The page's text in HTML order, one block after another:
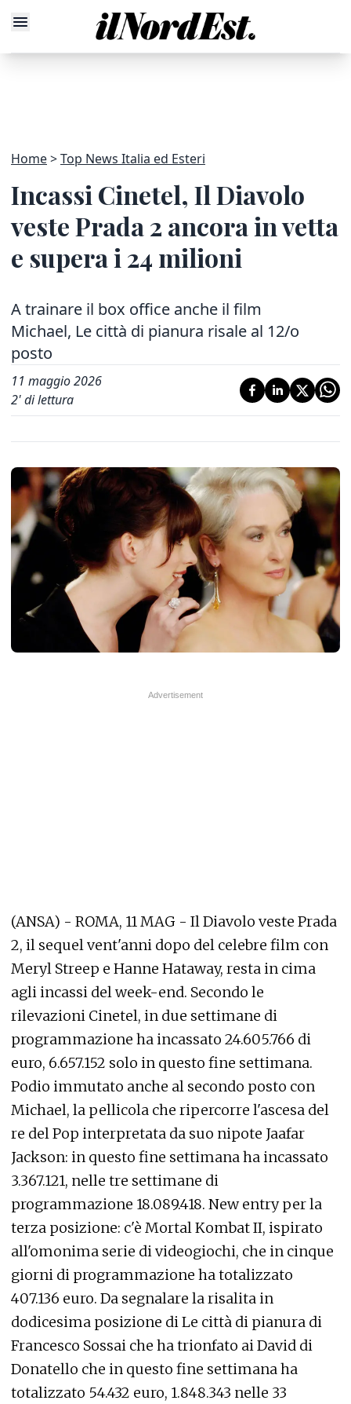
Home Top News Italia ed Esteri
Incassi Cinetel, Il Diavolo
veste Prada 2 ancora in vetta
e supera i 24 milioni
A trainare il box office anche il film
Michael, Le città di pianura risale al 12/o
posto
11 maggio 2026
2' di lettura
(ANSA) - ROMA, 11 MAG - Il Diavolo veste Prada
2, il sequel vent'anni dopo del celebre film con
Meryl Streep e Hanne Hataway, resta in cima
agli incassi del week-end. Secondo le
rilevazioni Cinetel, in due settimane di
programmazione ha incassato 24.605.766 di
euro, 6.657.152 solo in questo fine settimana.
Podio immutato anche al secondo posto con
Michael, la pellicola che ripercorre l'ascesa del
re del Pop interpretata da suo nipote Jaafar
Jackson: in questo fine settimana ha incassato
3.367.121, nelle tre settimane di
programmazione 18.089.418. New entry per la
terza posizione: c'è Mortal Kombat II, ispirato
all'omonima serie di videogiochi, che in cinque
giorni di programmazione ha totalizzato
407.136 euro. Da segnalare la risalita in
dodicesima posizione di Le città di pianura di
Francesco Sossai che ha trionfato ai David di
Donatello che in questo fine settimana ha
totalizzato 54.432 euro, 1.848.343 nelle 33